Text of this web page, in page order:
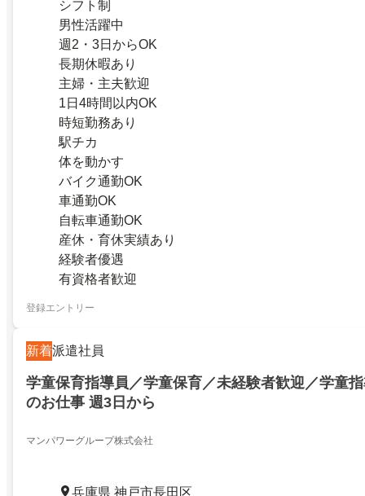
シフト制
男性活躍中
週2・3日からOK
長期休暇あり
主婦・主夫歓迎
1日4時間以内OK
時短勤務あり
駅チカ
体を動かす
バイク通勤OK
車通勤OK
自転車通勤OK
産休・育休実績あり
経験者優遇
有資格者歓迎
登録エントリー
新着派遣社員
学童保育指導員／学童保育／未経験者歓迎／学童
のお仕事 週3日から
マンパワーグループ株式会社
兵庫県 神戸市長田区